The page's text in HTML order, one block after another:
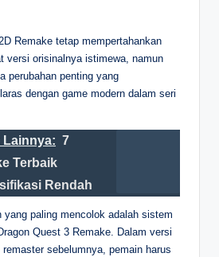
Remake tetap mempertahankan
versi orisinalnya istimewa, namun
perubahan penting yang
dengan game modern dalam seri
Lainnya: 7
Terbaik
Rendah
yang paling mencolok adalah sistem
Quest 3 Remake. Dalam versi
sebelumnya, pemain harus